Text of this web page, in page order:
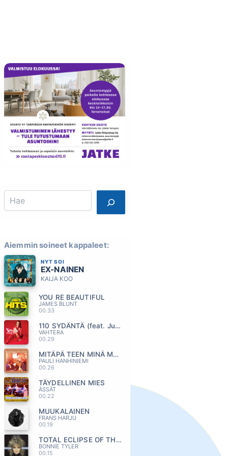
Search
Aiemmin soineet kappaleet:
NYT SOI
EX-NAINEN
KAIJA KOO
YOU RE BEAUTIFUL
JAMES BLUNT
00.33
110 SYDÄNTÄ (feat. Jussi Selo)
VAHTERA
00.29
MITÄPÄ TEEN MINÄ MUISTOLLA
PAULI HANHINIEMI
00.26
TÄYDELLINEN MIES
ÄSSÄT
00.22
MUUKALAINEN
FRANS HARJU
00.19
TOTAL ECLIPSE OF THE HEART
BONNIE TYLER
00.15